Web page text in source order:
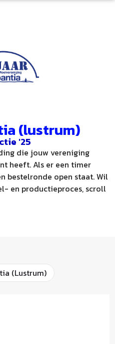
(lustrum)
'25
die jouw vereniging
heeft. Als er een timer
bestelronde open staat. Wil
en productieproces, scroll
(lustrum)